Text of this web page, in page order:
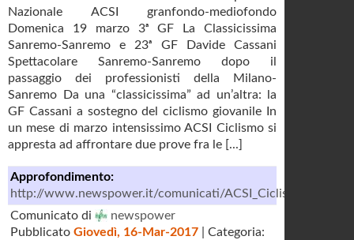
Nazionale ACSI granfondo-mediofondo
Domenica 19 marzo 3ᵃ GF La Classicissima
Sanremo-Sanremo e 23ᵃ GF Davide Cassani
Spettacolare Sanremo-Sanremo dopo il
passaggio dei professionisti della Milano-
Sanremo Da una “classicissima” ad un’altra: la
GF Cassani a sostegno del ciclismo giovanile In
un mese di marzo intensissimo ACSI Ciclismo si
appresta ad affrontare due prove fra le [...]
Approfondimento:
http://www.newspower.it/comunicati/ACSI_Ciclismo/
Comunicato di
newspower
Pubblicato Giovedì, 16-Mar-2017 | Categoria: